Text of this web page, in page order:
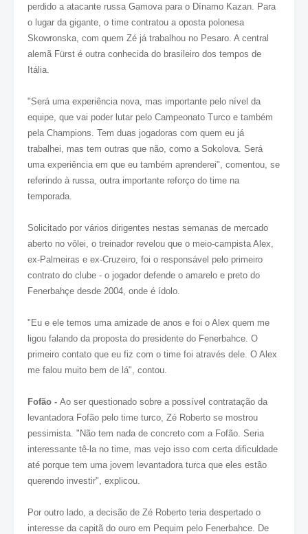
perdido a atacante russa Gamova para o Dínamo Kazan. Para
o lugar da gigante, o time contratou a oposta polonesa
Skowronska, com quem Zé já trabalhou no Pesaro. A central
alemã Fürst é outra conhecida do brasileiro dos tempos de
Itália.
"Será uma experiência nova, mas importante pelo nível da
equipe, que vai poder lutar pelo Campeonato Turco e também
pela Champions. Tem duas jogadoras com quem eu já
trabalhei, mas tem outras que não, como a Sokolova. Será
uma experiência em que eu também aprenderei", comentou, se
referindo à russa, outra importante reforço do time na
temporada.
Solicitado por vários dirigentes nestas semanas de mercado
aberto no vôlei, o treinador revelou que o meio-campista Alex,
ex-Palmeiras e ex-Cruzeiro, foi o responsável pelo primeiro
contrato do clube - o jogador defende o amarelo e preto do
Fenerbahçe desde 2004, onde é ídolo.
"Eu e ele temos uma amizade de anos e foi o Alex quem me
ligou falando da proposta do presidente do Fenerbahce. O
primeiro contato que eu fiz com o time foi através dele. O Alex
me falou muito bem de lá", contou.
Fofão - Ao ser questionado sobre a possível contratação da
levantadora Fofão pelo time turco, Zé Roberto se mostrou
pessimista. "Não tem nada de concreto com a Fofão. Seria
interessante tê-la no time, mas vejo isso com certa dificuldade
até porque tem uma jovem levantadora turca que eles estão
querendo investir", explicou.
Por outro lado, a decisão de Zé Roberto teria despertado o
interesse da capitã do ouro em Pequim pelo Fenerbahce. De